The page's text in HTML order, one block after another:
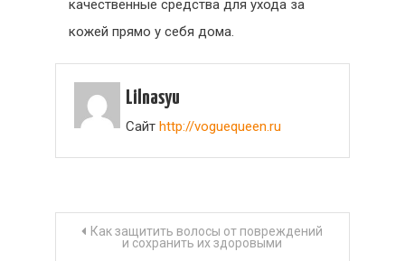
качественные средства для ухода за
кожей прямо у себя дома.
Lilnasyu
Сайт http://voguequeen.ru
Навигация
Как защитить волосы от повреждений
и сохранить их здоровыми